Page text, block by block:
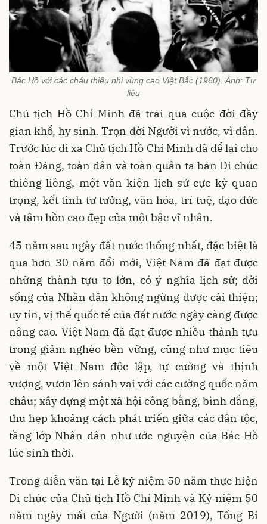
Bác Hồ với các cháu thiếu nhi vùng cao Việt Bắc (1960). Ảnh: Tư
liệu
Chủ tịch Hồ Chí Minh đã trải qua cuộc đời đầy
gian khổ, hy sinh. Trọn đời Người vì nước, vì dân.
Trước lúc đi xa Chủ tịch Hồ Chí Minh đã để lại cho
toàn Đảng, toàn dân và toàn quân ta bản Di chúc
thiêng liêng, một văn kiện lịch sử cực kỳ quan
trọng, kết tinh tư tưởng, văn hóa, trí tuệ, đạo đức
và tâm hồn cao đẹp của một bậc vĩ nhân.
45 năm sau ngày đất nước thống nhất, đặc biệt là
qua hơn 30 năm đổi mới, Việt Nam đã đạt được
những thành tựu to lớn, có ý nghĩa lịch sử; đời
sống của Nhân dân không ngừng được cải thiện;
uy tín, vị thế quốc tế của đất nước ngày càng được
nâng cao. Việt Nam đã đạt được nhiều thành tựu
trong giảm nghèo bền vững, cũng như mục tiêu
về một Việt Nam độc lập, tự cường và thịnh
vượng, vươn lên sánh vai với các cường quốc năm
châu; xây dựng một xã hội công bằng, bình đẳng,
thu hẹp khoảng cách phát triển giữa các dân tộc,
tầng lớp Nhân dân như ước nguyện của Bác Hồ
lúc sinh thời.
Trong diễn văn tại Lễ kỷ niệm 50 năm thực hiện
Di chúc của Chủ tịch Hồ Chí Minh và Kỷ niệm 50
năm ngày mất của Người (năm 2019), Tổng Bí